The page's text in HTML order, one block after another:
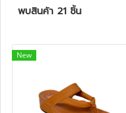
พบสินค้า 21 ชิ้น
New